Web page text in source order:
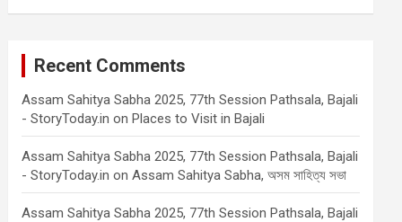
Recent Comments
Assam Sahitya Sabha 2025, 77th Session Pathsala, Bajali
- StoryToday.in onPlaces to Visit in Bajali
Assam Sahitya Sabha 2025, 77th Session Pathsala, Bajali
- StoryToday.in onAssam Sahitya Sabha, অসম সাহিত্য সভা
Assam Sahitya Sabha 2025, 77th Session Pathsala, Bajali